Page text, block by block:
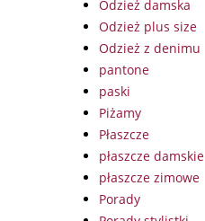
Odzież damska
Odzież plus size
Odzież z denimu
pantone
paski
Piżamy
Płaszcze
płaszcze damskie
płaszcze zimowe
Porady